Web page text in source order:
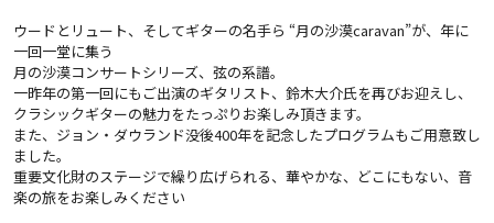
ウードとリュート、そしてギターの名手ら “月の沙漠caravan”が、年に
一回一堂に集う
月の沙漠コンサートシリーズ、弦の系譜。
一昨年の第一回にもご出演のギタリスト、鈴木大介氏を再びお迎えし、
クラシックギターの魅力をたっぷりお楽しみ頂きます。
また、ジョン・ダウランド没後400年を記念したプログラムもご用意致し
ました。
重要文化財のステージで繰り広げられる、華やかな、どこにもない、音
楽の旅をお楽しみください